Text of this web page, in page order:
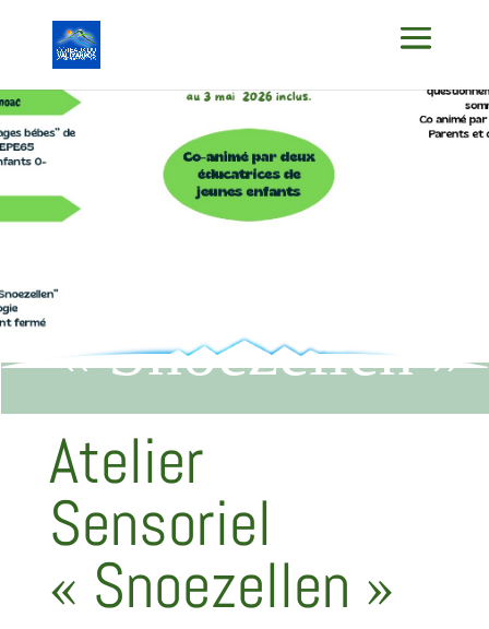
Atelier
Sensoriel
« Snoezellen »
Atelier
Sensoriel
« Snoezellen »